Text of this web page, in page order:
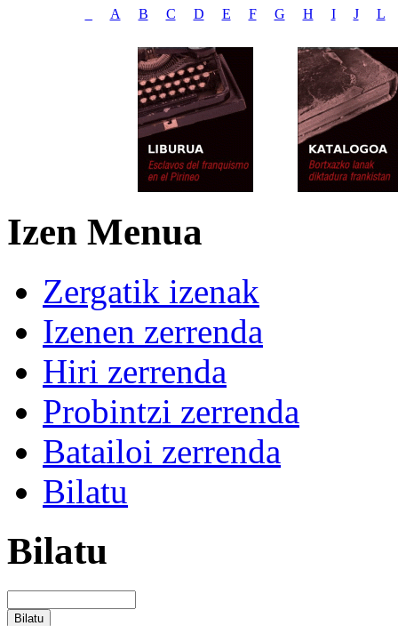
A B C D E F G H I J L
Izen Menua
Zergatik izenak
Izenen zerrenda
Hiri zerrenda
Probintzi zerrenda
Batailoi zerrenda
Bilatu
Bilatu